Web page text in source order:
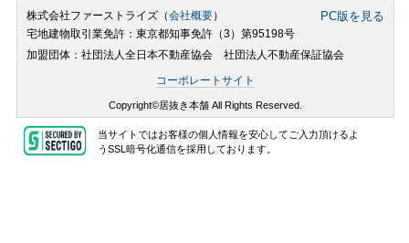
株式会社ファーストライズ（会社概要） PC版を見る
宅地建物取引業免許：東京都知事免許（3）第95198号
加盟団体：社団法人全日本不動産協会 社団法人不動産保証協会
コーポレートサイト
Copyright©居抜き本舗 All Rights Reserved.
当サイトではお客様の個人情報を安心してご入力頂けるよ
うSSL暗号化通信を採用しております。